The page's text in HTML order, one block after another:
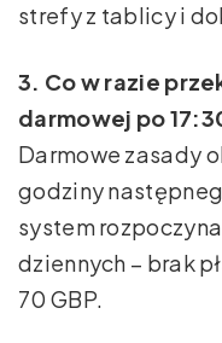
strefy z tablicy i
3. Co w razie
darmowej po
Darmowe zasady
godziny
system
dziennych – brak
70 GBP.